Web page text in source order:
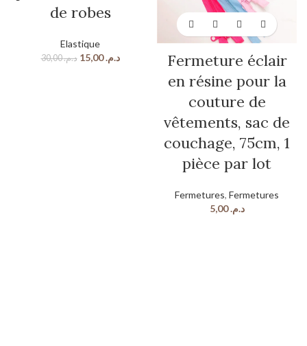
de robes
Elastique
د.م.30,00 د.م.15,00
Fermeture éclair
en résine pour la
couture de
vêtements, sac de
couchage, 75cm, 1
pièce par lot
Fermetures, Fermetures
د.م.5,00